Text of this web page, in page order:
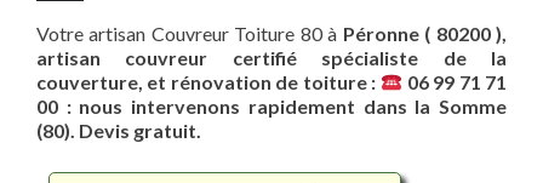
Votre artisan Couvreur Toiture 80 à Péronne ( 80200 ),
artisan couvreur certifié spécialiste de la
couverture, et rénovation de toiture :
06 99 71 71
00 : nous intervenons rapidement dans la Somme
(80). Devis gratuit.